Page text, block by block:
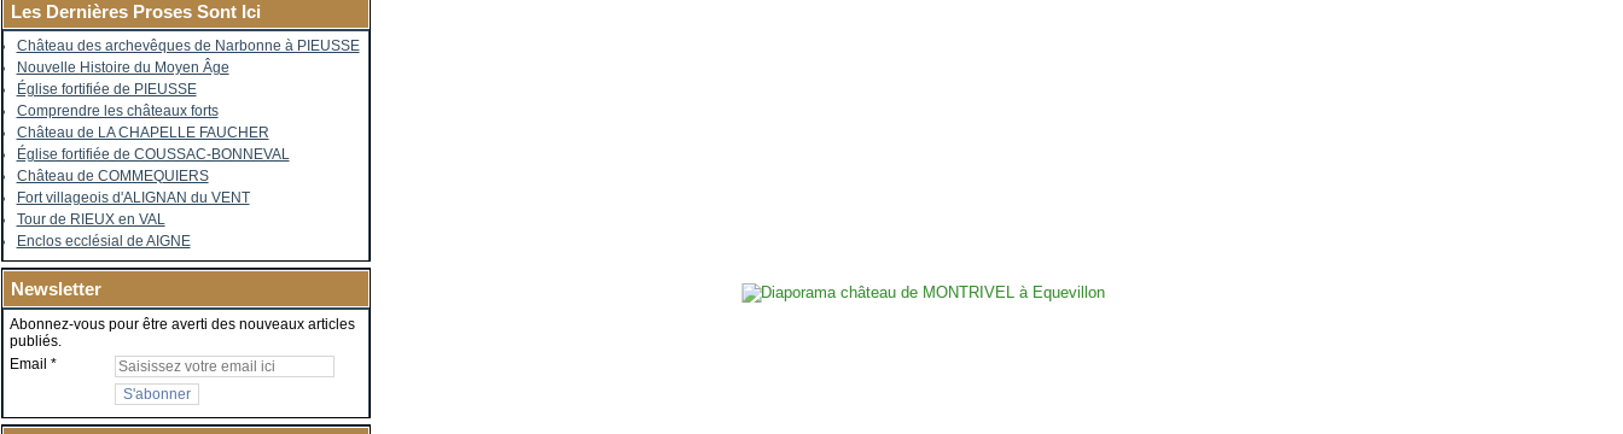
Les Dernières Proses Sont Ici
Château des archevêques de Narbonne à PIEUSSE
Nouvelle Histoire du Moyen Âge
Église fortifiée de PIEUSSE
Comprendre les châteaux forts
Château de LA CHAPELLE FAUCHER
Église fortifiée de COUSSAC-BONNEVAL
Château de COMMEQUIERS
Fort villageois d'ALIGNAN du VENT
Tour de RIEUX en VAL
Enclos ecclésial de AIGNE
Newsletter
Abonnez-vous pour être averti des nouveaux articles
publiés.
Email